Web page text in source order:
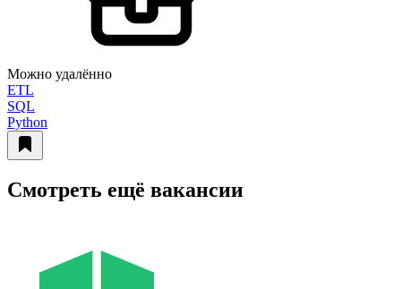
Можно удалённо
ETL
SQL
Python
Смотреть ещё вакансии